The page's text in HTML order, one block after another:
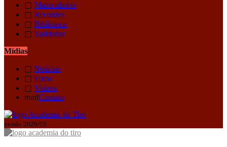
▢ Matriculados
▢ Recordes
▢ Biblioteca
▢ Validador
Mídias
▢ Notícias
▢ Fotos
▢ Vídeos
mailContato
versão 2026/05